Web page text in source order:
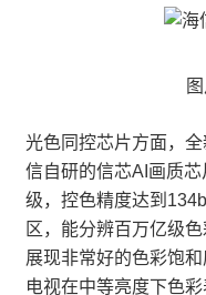
光色同控芯片方面，
信自研的信芯AI画质
级，控色精度达到
区，能分辨百万亿级
展现非常好的色彩饱
电视在中等亮度下色